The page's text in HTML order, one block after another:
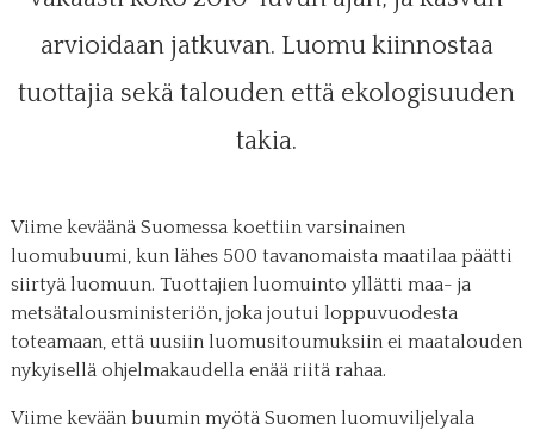
arvioidaan jatkuvan. Luomu kiinnostaa
tuottajia sekä talouden että ekologisuuden
takia.
Viime keväänä Suomessa koettiin varsinainen
luomubuumi, kun lähes 500 tavanomaista maatilaa päätti
siirtyä luomuun. Tuottajien luomuinto yllätti maa- ja
metsätalousministeriön, joka joutui loppuvuodesta
toteamaan, että uusiin luomusitoumuksiin ei maatalouden
nykyisellä ohjelmakaudella enää riitä rahaa.
Viime kevään buumin myötä Suomen luomuviljelyala